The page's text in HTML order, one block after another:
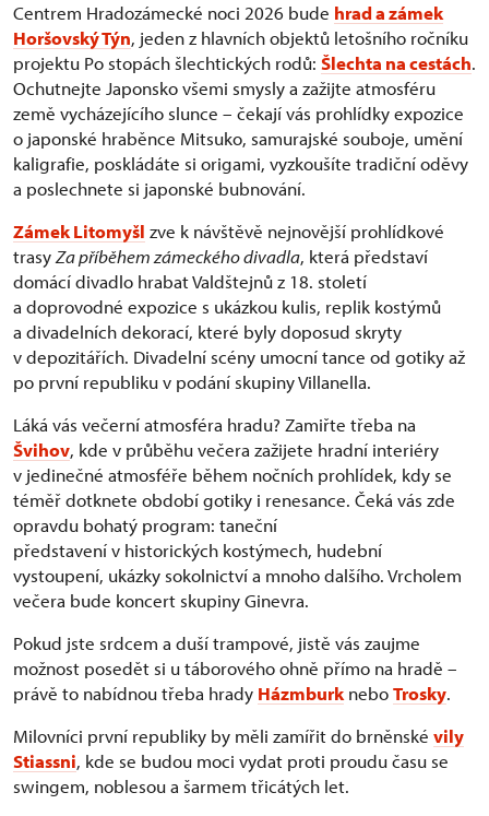
Centrem Hradozámecké noci 2026 bude hrad a zámek
Horšovský Týn, jeden z hlavních objektů letošního ročníku
projektu Po stopách šlechtických rodů: Šlechta na cestách.
Ochutnejte Japonsko všemi smysly a zažijte atmosféru
země vycházejícího slunce – čekají vás prohlídky expozice
o japonské hraběnce Mitsuko, samurajské souboje, umění
kaligrafie, poskládáte si origami, vyzkoušíte tradiční oděvy
a poslechnete si japonské bubnování.
Zámek Litomyšl zve k návštěvě nejnovější prohlídkové
trasyZa příběhem zámeckého divadla, která představí
domácí divadlo hrabat Valdštejnů z 18. století
a doprovodné expozice s ukázkou kulis, replik kostýmů
a divadelních dekorací, které byly doposud skryty
v depozitářích. Divadelní scény umocní tance od gotiky až
po první republiku v podání skupiny Villanella.
Láká vás večerní atmosféra hradu? Zamiřte třeba na
Švihov, kde v průběhu večera zažijete hradní interiéry
v jedinečné atmosféře během nočních prohlídek, kdy se
téměř dotknete období gotiky i renesance. Čeká vás zde
opravdu bohatý program: taneční
představení v historických kostýmech, hudební
vystoupení, ukázky sokolnictví a mnoho dalšího. Vrcholem
večera bude koncert skupiny Ginevra.
Pokud jste srdcem a duší trampové, jistě vás zaujme
možnost posedět si u táborového ohně přímo na hradě –
právě to nabídnou třeba hrady Házmburk neboTrosky.
Milovníci první republiky by měli zamířit do brněnské vily
Stiassni, kde se budou moci vydat proti proudu času se
swingem, noblesou a šarmem třicátých let.